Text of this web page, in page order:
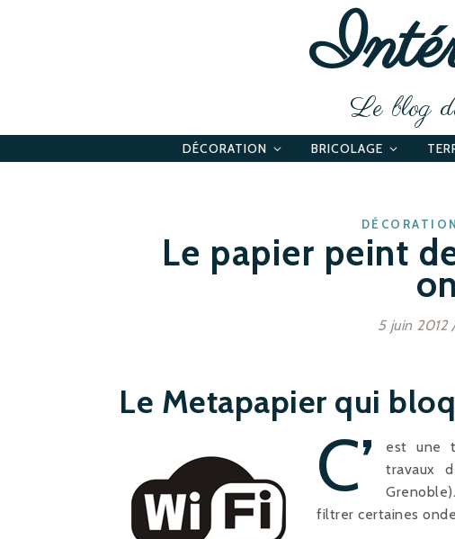
Le blog
DÉCORATION BRICOLAGE
DÉCORATION
Le papier peint
5 juin 2012
Le Metapapier qui
C’
est une
travaux
filtrer certaines